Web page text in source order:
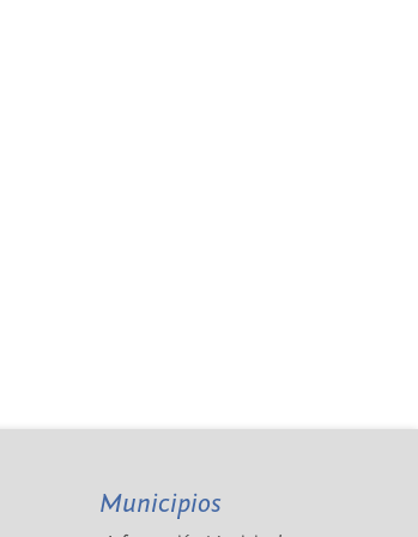
Municipios